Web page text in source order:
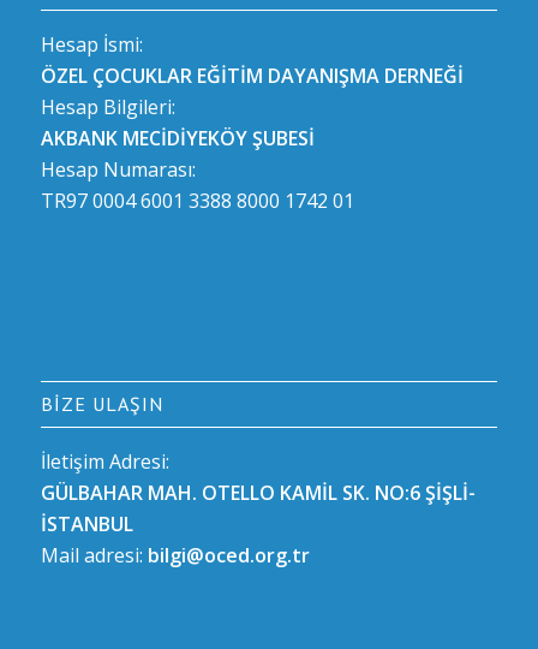
Hesap İsmi:
ÖZEL ÇOCUKLAR EĞİTİM DAYANIŞMA DERNEĞİ
Hesap Bilgileri:
AKBANK MECİDİYEKÖY ŞUBESİ
Hesap Numarası:
TR97 0004 6001 3388 8000 1742 01
BIZE ULAŞIN
İletişim Adresi:
GÜLBAHAR MAH. OTELLO KAMİL SK. NO:6 ŞİŞLİ-
İSTANBUL
Mail adresi: bilgi@oced.org.tr